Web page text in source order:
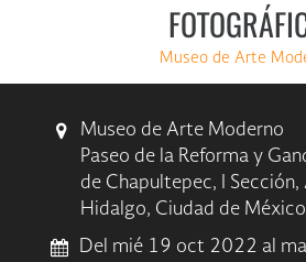
Museo de Arte
Museo de Arte Moderno
Paseo de la Reforma y
de Chapultepec, I
Hidalgo, Ciudad de
Del mié 19 oct 2022 al